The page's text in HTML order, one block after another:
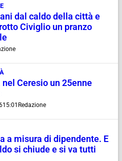
dal caldo della città e
Civiglio un pranzo
nel Ceresio un 25enne
15:01 Redazione
a misura di dipendente. E
si chiude e si va tutti